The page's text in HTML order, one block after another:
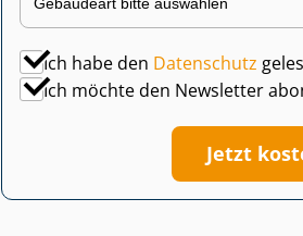
Ich habe den Datenschutz
Ich möchte den Newsletter
Jetzt